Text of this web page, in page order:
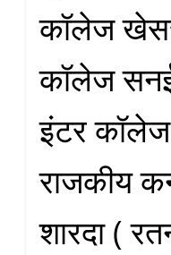
कॉलेज
कॉलेज
इंटर
राजकीय
शारदा (